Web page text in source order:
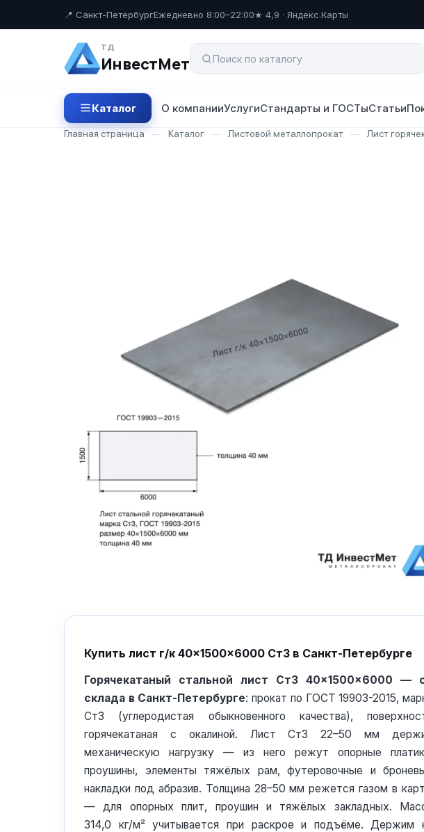
📍 Санкт-ПетербургЕжедневно 8:00–22:00★ 4,9 · Яндекс.Карты
ТД
ИнвестМет
Каталог О компанииУслугиСтандарты и ГОСТыСтатьи
Главная страница — Каталог — Листовой металлопрокат — Лист
Купить лист г/к 40×1500×6000 Ст3 в Санкт-Петербурге
Горячекатаный стальной лист Ст3 40×1500×6000 —
склада в Санкт-Петербурге: прокат по ГОСТ 19903-2015,
Ст3 (углеродистая обыкновенного качества),
горячекатаная с окалиной. Лист Ст3 22–50 мм
механическую нагрузку — из него режут опорные
проушины, элементы тяжёлых рам, футеровочные и
накладки под абразив. Толщина 28–50 мм режется газом в
— для опорных плит, проушин и тяжёлых закладных.
314,0 кг/м² учитывается при раскрое и подъёме. Держим